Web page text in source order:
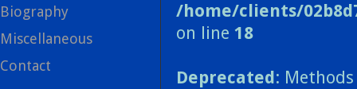
Biography
Miscellaneous
Contact
/home/clients/
on line 18
Deprecated: